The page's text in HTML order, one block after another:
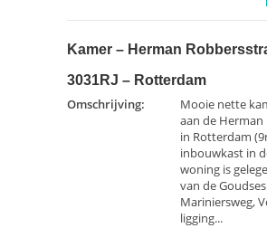
Kamer – Herman
3031RJ – Rotterdam
Omschrijving:
Mooie nette
aan de
in Rotterdam
inbouwkast in
woning is
van de
Mariniersweg,
ligging...